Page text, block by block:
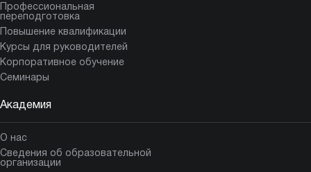
Профессиональная
переподготовка
Повышение квалификации
Курсы для руководителей
Корпоративное обучение
Семинары
Академия
О нас
Сведения об образовательной
организации